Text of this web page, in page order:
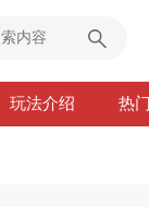
玩法介绍 热